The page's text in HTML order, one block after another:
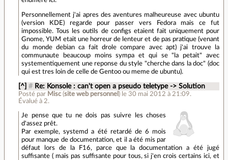
Personnellement j'ai apres des aventures malheureuse avec ubuntu
(version KDE) regarde pour passer vers Fedora mais ce fut
impossible. Tous les outils de configs etaient fait uniquement pour
Gnome, YUM etait une horreur de lenteur et de pas pratique (venant
du monde debian ca fait drole compare avec apt) j'ai trouve la
communaute beaucoup moins sympa et qui se "la petait" avec
systementiquement une reponse du style "cherche dans la doc" (doc
qui est tres loin de celle de Gentoo ou meme de ubuntu).
[^] # Re: Konsole : can't open a pseudo teletype -> Solution
Posté par Misc(site web personnel ) le 30 mai 2012 à 21:09.
Évalué à 2.
Je pense que tu ne dois pas suivre les choses
d'assez prêt.
Par exemple, systemd a été retardé de 6 mois
pour manque de documentation, et il a été mis par
défaut lors de la F16, parce que la documentation a été jugé
suffisante ( mais pas suffisante pour tous, si j'en crois certains ici, et